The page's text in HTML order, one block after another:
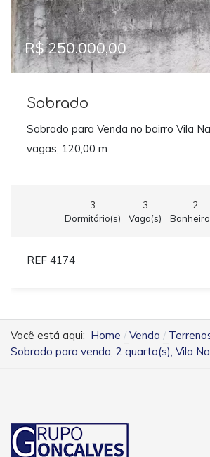
R$ 250.000,00
Sobrado
Sobrado para Venda no bairro Vila
vagas, 120,00 m
3
Dormitório(s)
3
Vaga(s)
2
REF 4174
Você está aqui: Home Venda
Sobrado para venda, 2 quarto(s), Vila